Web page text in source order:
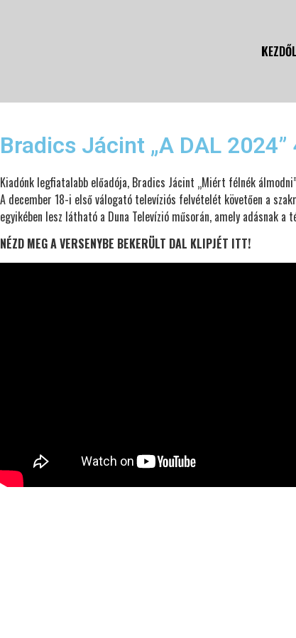
Bradics Jácint „A DAL
Kiadónk legfiatalabb előadója, Bradics Jácint „Miért félnék
A december 18-i első válogató televíziós felvételét követően a
egyikében lesz látható a Duna Televízió műsorán, amely adásnak
NÉZD MEG A VERSENYBE BEKERÜLT DAL KLIPJÉT ITT!